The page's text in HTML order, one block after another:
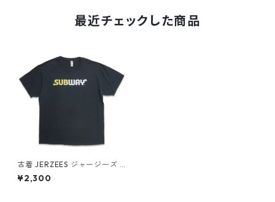
最近チェックした商品
古着 JERZEES ジャージーズ S
UBWAY プリントTシャツ ブラ
ック 表記：L gd406859n w
¥2,300